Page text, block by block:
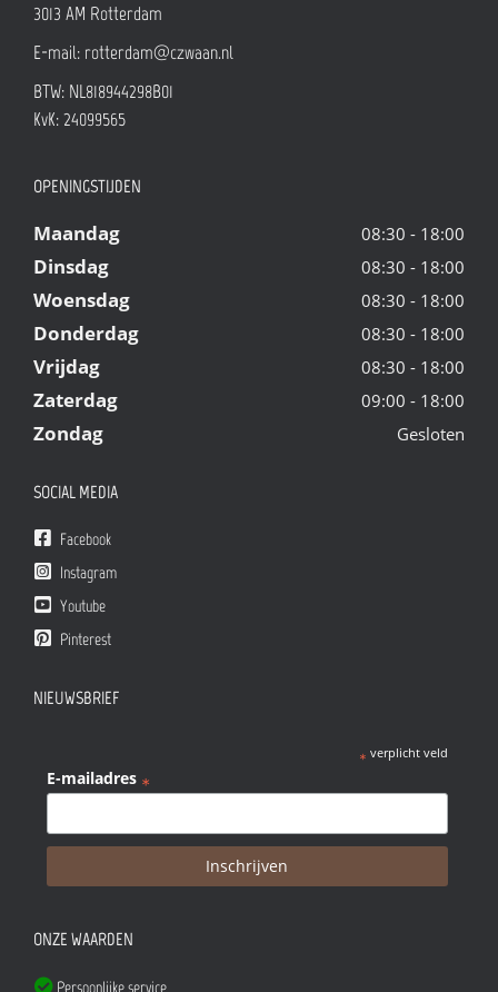
3013 AM Rotterdam
E-mail: rotterdam@czwaan.nl
BTW: NL818944298B01
KvK: 24099565
OPENINGSTIJDEN
Maandag 08:30 - 18:00
Dinsdag 08:30 - 18:00
Woensdag 08:30 - 18:00
Donderdag 08:30 - 18:00
Vrijdag 08:30 - 18:00
Zaterdag 09:00 - 18:00
Zondag Gesloten
SOCIAL MEDIA
Facebook
Instagram
Youtube
Pinterest
NIEUWSBRIEF
* verplicht veld
E-mailadres *
ONZE WAARDEN
Persoonlijke service